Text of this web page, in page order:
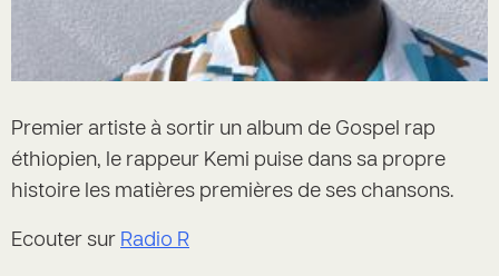
Premier artiste à sortir un album de Gospel rap
éthiopien, le rappeur Kemi puise dans sa propre
histoire les matières premières de ses chansons.
Ecouter sur Radio R